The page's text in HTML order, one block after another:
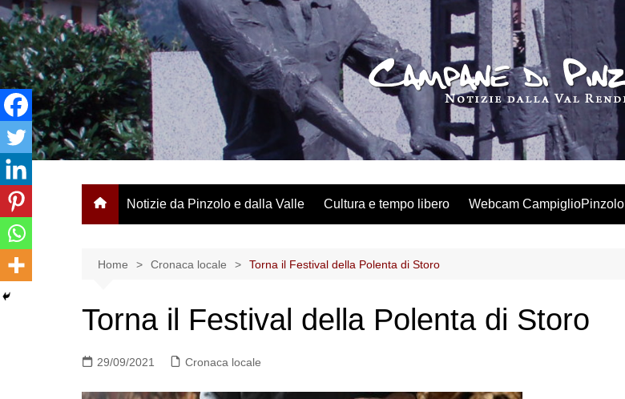
Salta
al
contenuto
Notizie da Pinzolo e dalla Valle Cultura e tempo libero Webcam CampiglioPinzolo
Home Cronaca locale Torna il Festival della Polenta di Storo
Torna il Festival della Polenta di Storo
29/09/2021 Cronaca locale